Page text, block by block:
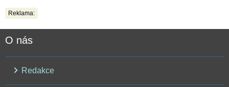
Reklama:
O nás
Redakce